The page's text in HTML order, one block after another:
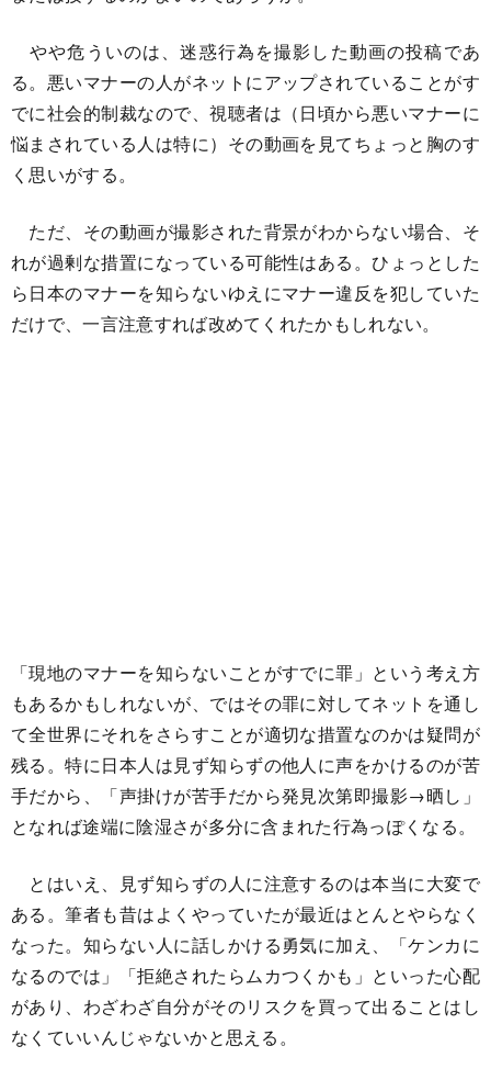
やや危ういのは、迷惑行為を撮影した動画の投稿であ
る。悪いマナーの人がネットにアップされていることがす
でに社会的制裁なので、視聴者は（日頃から悪いマナーに
悩まされている人は特に）その動画を見てちょっと胸のす
く思いがする。
ただ、その動画が撮影された背景がわからない場合、そ
れが過剰な措置になっている可能性はある。ひょっとした
ら日本のマナーを知らないゆえにマナー違反を犯していた
だけで、一言注意すれば改めてくれたかもしれない。
「現地のマナーを知らないことがすでに罪」という考え方
もあるかもしれないが、ではその罪に対してネットを通し
て全世界にそれをさらすことが適切な措置なのかは疑問が
残る。特に日本人は見ず知らずの他人に声をかけるのが苦
手だから、「声掛けが苦手だから発見次第即撮影→晒し」
となれば途端に陰湿さが多分に含まれた行為っぽくなる。
とはいえ、見ず知らずの人に注意するのは本当に大変で
ある。筆者も昔はよくやっていたが最近はとんとやらなく
なった。知らない人に話しかける勇気に加え、「ケンカに
なるのでは」「拒絶されたらムカつくかも」といった心配
があり、わざわざ自分がそのリスクを買って出ることはし
なくていいんじゃないかと思える。